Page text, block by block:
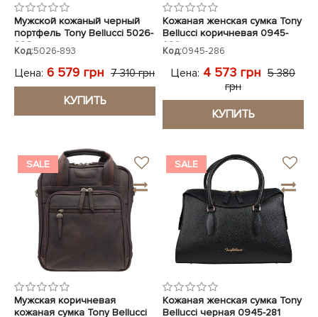
Мужской кожаный черный
портфель Tony Bellucci 5026-
893
Код:5026-893
Цена: 6 579 грн 7 310 грн
КУПИТЬ
Кожаная женская сумка Tony
Bellucci коричневая 0945-
286
Код:0945-286
Цена: 4 573 грн 5 380
грн
КУПИТЬ
SALE
Мужская коричневая
кожаная сумка Tony Bellucci
SALE
Кожаная женская сумка Tony
Bellucci черная 0945-281